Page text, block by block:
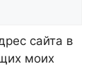
сайта в
моих